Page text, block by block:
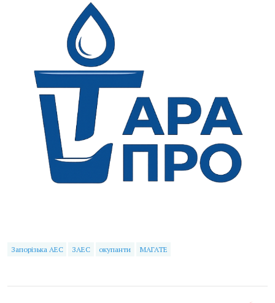
Запорізька АЕС ЗАЕС окупанти МАГАТЕ